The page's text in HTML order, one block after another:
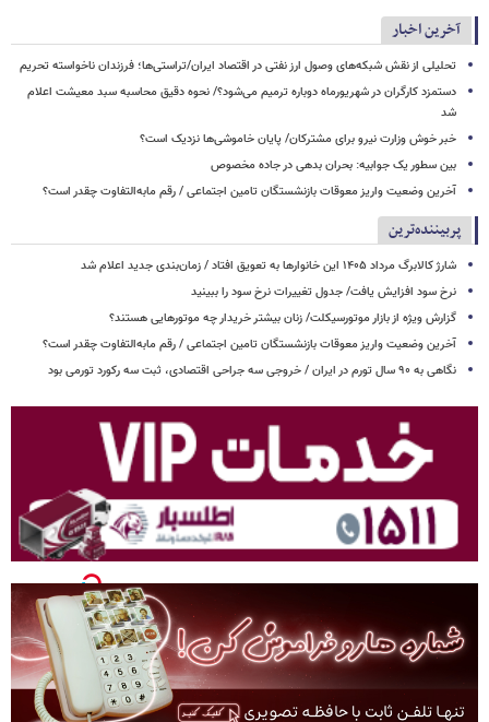
آخرین اخبار
تحلیلی از نقش شبکه‌های وصول ارز نفتی در اقتصاد ایران/تراستی‌ها؛ فرزندان ناخواسته تحریم
دستمزد کارگران در شهریورماه دوباره ترمیم می‌شود؟/ نحوه دقیق محاسبه سبد معیشت اعلام
شد
خبر خوش وزارت نیرو برای مشترکان/ پایان خاموشی‌ها نزدیک است؟
بین سطور یک جوابیه: بحران بدهی در جاده مخصوص
آخرین وضعیت واریز معوقات بازنشستگان تامین اجتماعی / رقم مابه‌التفاوت چقدر است؟
پربیننده‌ترین
شارژ کالابرگ مرداد ۱۴۰۵ این خانوارها به تعویق افتاد / زمان‌بندی جدید اعلام شد
نرخ سود افزایش یافت/ جدول تغییرات نرخ سود را ببینید
گزارش ویژه از بازار موتورسیکلت/ زنان بیشتر خریدار چه موتورهایی هستند؟
آخرین وضعیت واریز معوقات بازنشستگان تامین اجتماعی / رقم مابه‌التفاوت چقدر است؟
نگاهی به ۹۰ سال تورم در ایران / خروجی سه جراحی اقتصادی، ثبت سه رکورد تورمی بود